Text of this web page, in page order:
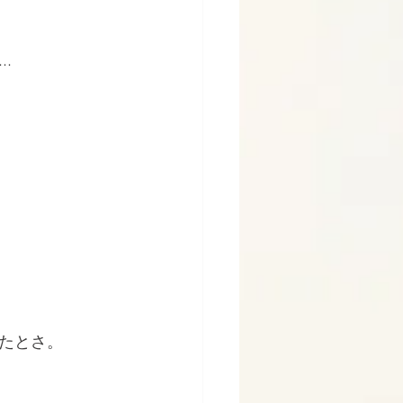
とさ。